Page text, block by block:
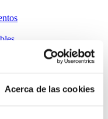
Acerca de las cookies